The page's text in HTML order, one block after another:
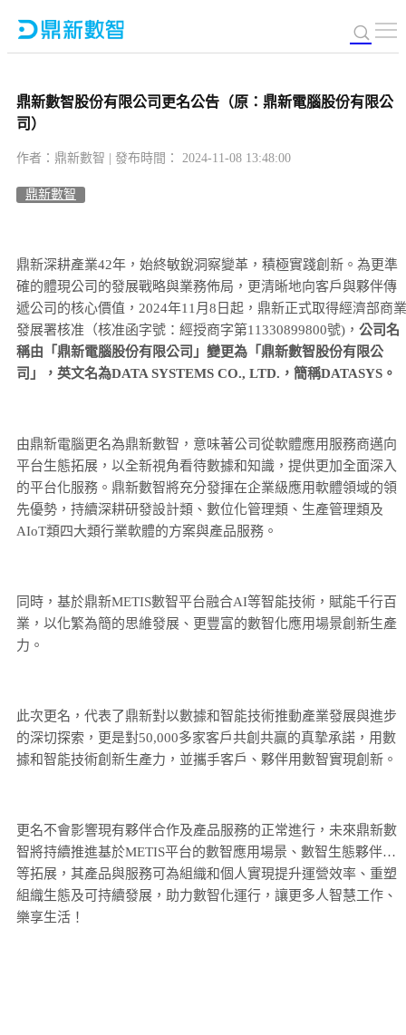
鼎新數智股份有限公司更名公告（原：鼎新電腦股份有限公
司）
作者：鼎新數智 | 發布時間： 2024-11-08 13:48:00
鼎新數智
鼎新深耕產業42年，始終敏銳洞察變革，積極實踐創新。為更準
確的體現公司的發展戰略與業務佈局，更清晰地向客戶與夥伴傳
遞公司的核心價值，2024年11月8日起，鼎新正式取得經濟部商業
發展署核准（核准函字號：經授商字第11330899800號)， 公司名
稱由「鼎新電腦股份有限公司」變更為「鼎新數智股份有限公
司」，英文名為DATA SYSTEMS CO., LTD.，簡稱DATASYS。
由鼎新電腦更名為鼎新數智，意味著公司從軟體應用服務商邁向
平台生態拓展，以全新視角看待數據和知識，提供更加全面深入
的平台化服務。鼎新數智將充分發揮在企業級應用軟體領域的領
先優勢，持續深耕研發設計類、數位化管理類、生產管理類及
AIoT類四大類行業軟體的方案與產品服務。
同時，基於鼎新METIS數智平台融合AI等智能技術，賦能千行百
業，以化繁為簡的思維發展、更豐富的數智化應用場景創新生產
力。
此次更名，代表了鼎新對以數據和智能技術推動產業發展與進步
的深切探索，更是對50,000多家客戶共創共贏的真摯承諾，用數
據和智能技術創新生產力，並攜手客戶、夥伴用數智實現創新。
更名不會影響現有夥伴合作及產品服務的正常進行，未來鼎新數
智將持續推進基於METIS平台的數智應用場景、數智生態夥伴…
等拓展，其產品與服務可為組織和個人實現提升運營效率、重塑
組織生態及可持續發展，助力數智化運行，讓更多人智慧工作、
樂享生活！